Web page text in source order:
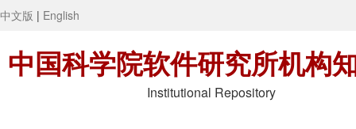
中文版 | English
中国科学院软件研究所机构
Institutional Repository